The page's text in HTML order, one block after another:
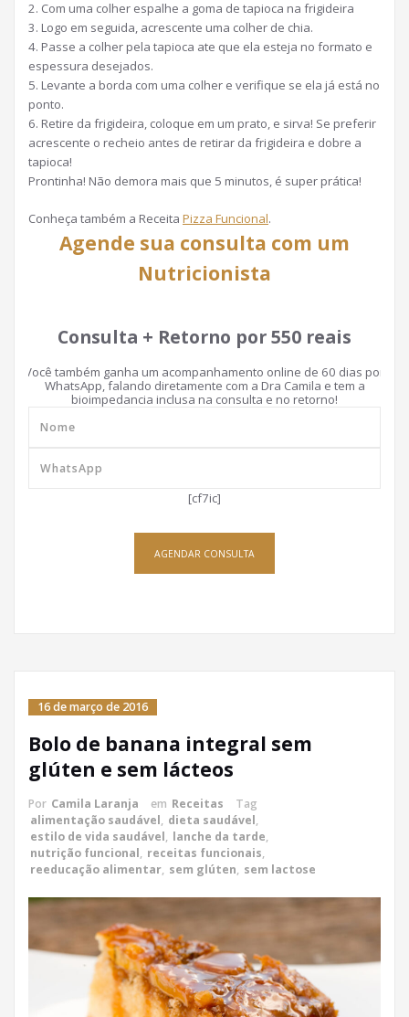
2. Com uma colher espalhe a goma de tapioca na frigideira
3. Logo em seguida, acrescente uma colher de chia.
4. Passe a colher pela tapioca ate que ela esteja no formato e
espessura desejados.
5. Levante a borda com uma colher e verifique se ela já está no
ponto.
6. Retire da frigideira, coloque em um prato, e sirva! Se preferir
acrescente o recheio antes de retirar da frigideira e dobre a
tapioca!
Prontinha! Não demora mais que 5 minutos, é super prática!
Conheça também a Receita Pizza Funcional.
Agende sua consulta com um
Nutricionista
Consulta + Retorno por 550 reais
Você também ganha um acompanhamento online de 60 dias por
WhatsApp, falando diretamente com a Dra Camila e tem a
bioimpedancia inclusa na consulta e no retorno!
[cf7ic]
AGENDAR CONSULTA
16 de março de 2016
Bolo de banana integral sem
glúten e sem lácteos
Por Camila Laranja em Receitas
Tag
alimentação saudável, dieta saudável,
estilo de vida saudável, lanche da tarde,
nutrição funcional, receitas funcionais,
reeducação alimentar, sem glúten, sem lactose